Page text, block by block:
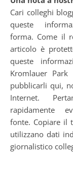
Cari colleghi
queste
forma. Come il
articolo è
queste
Kromlauer
pubblicarli qui,
Internet.
rapidamente
fonte. Copiare il
utilizzano dati
giornalistico